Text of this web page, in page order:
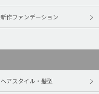
新作ファンデーション
ヘアスタイル・髪型